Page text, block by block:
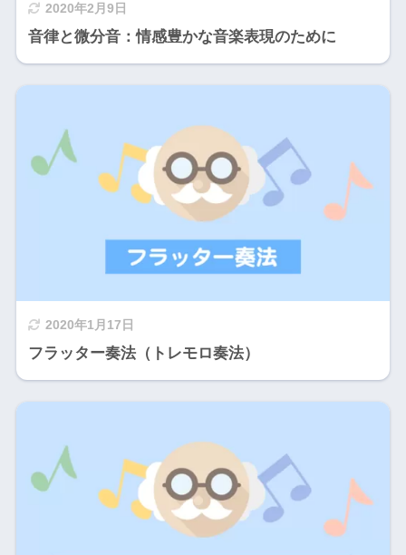
2020年2月9日
音律と微分音：情感豊かな音楽表現のために
2020年1月17日
フラッター奏法（トレモロ奏法）